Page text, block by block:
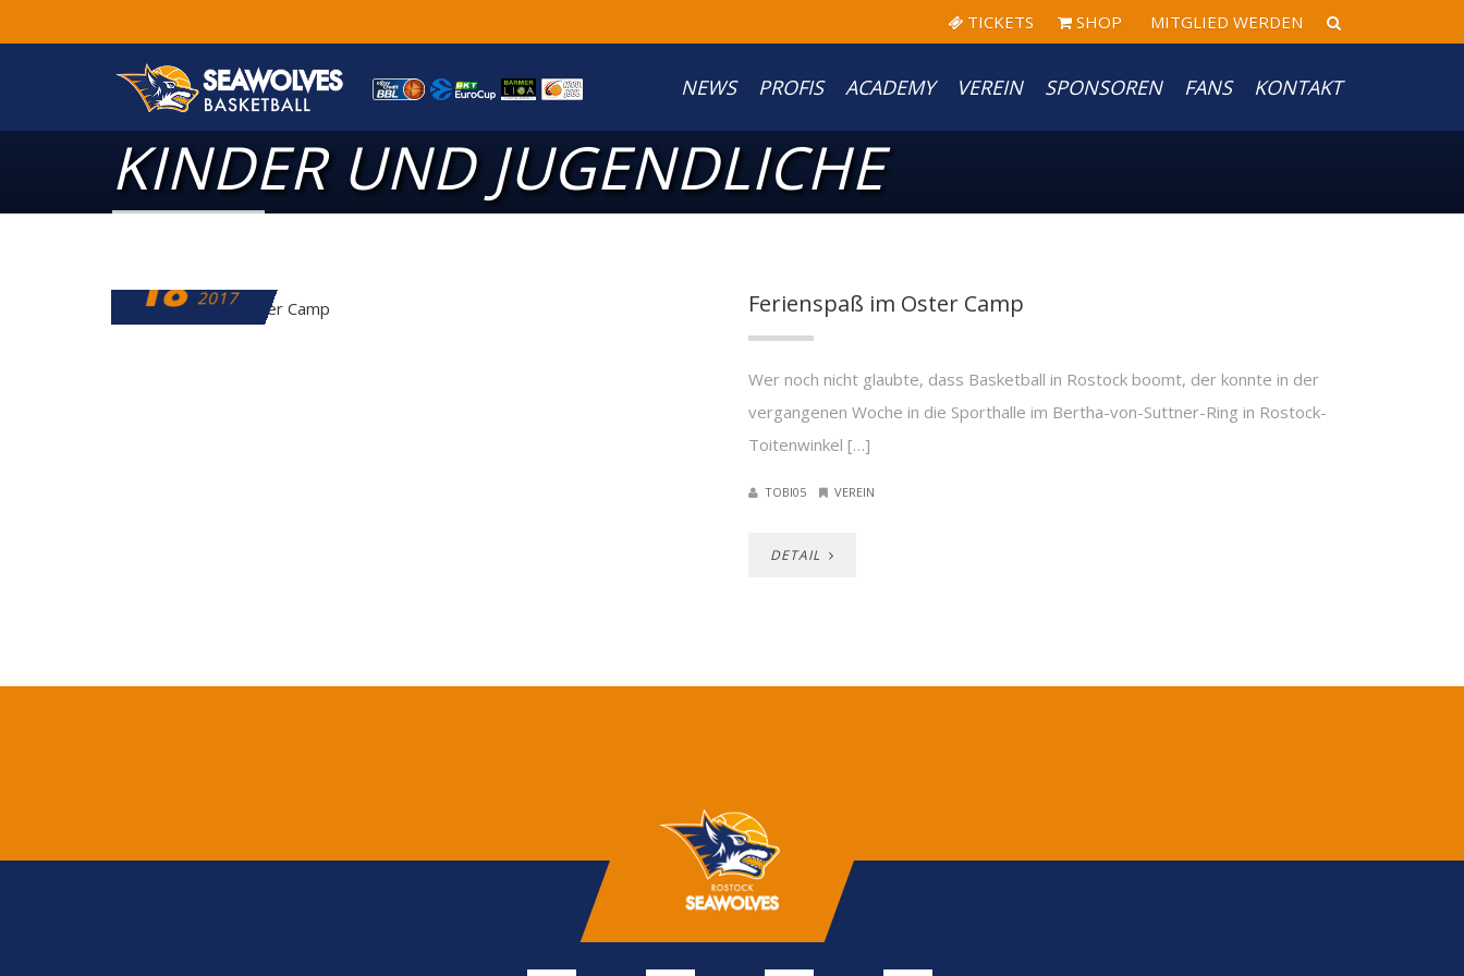
TICKETS SHOP MITGLIED WERDEN
NEWS PROFIS ACADEMY VEREIN SPONSOREN FANS KONTAKT
KINDER UND JUGENDLICHE
18 2017
Ferienspaß im Oster Camp
Wer noch nicht glaubte, dass Basketball in Rostock boomt, der konnte in der
vergangenen Woche in die Sporthalle im Bertha-von-Suttner-Ring in Rostock-
Toitenwinkel […]
TOBI05 VEREIN
DETAIL